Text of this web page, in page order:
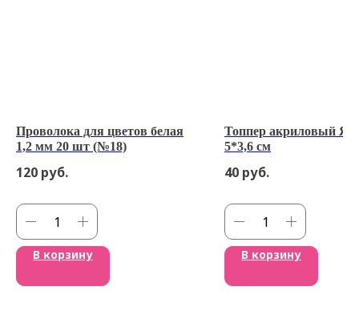
Проволока для цветов белая
1,2 мм 20 шт (№18)
120 руб.
В корзину
Топпер акриловый
5*3,6 см
40 руб.
В корзину